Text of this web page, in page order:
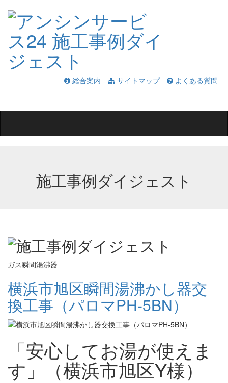
総合案内 サイトマップ
よくある質問
施工事例ダイジェスト
ガス瞬間湯沸器
横浜市旭区瞬間湯沸かし器交
換工事（パロマPH-5BN）
「安心してお湯が使えま
す」（横浜市旭区Y様）